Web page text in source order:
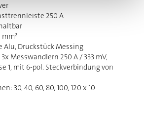
250 A
Alu, Druckstück Messing
Messwandlern 250 A / 333 mV,
1, mit 6-pol. Steckverbindung von
30, 40, 60, 80, 100, 120 x 10